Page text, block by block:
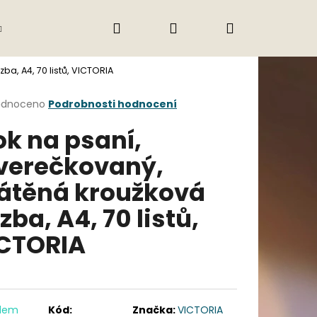
Obchodní podmínky
Přihlášení
A4, 70 listů, VICTORIA
Podrobnosti hodnocení
na psaní,
kroužková
A4, 70 listů,
Kód:
Značka:VICTORIA